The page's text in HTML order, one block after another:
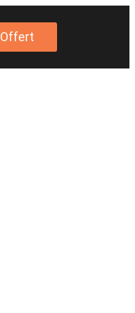
Offert